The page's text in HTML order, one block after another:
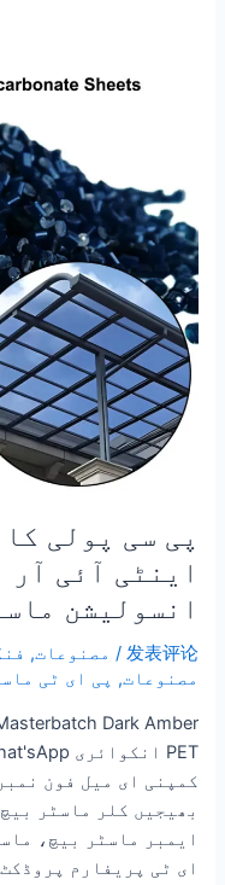
پی سی پولی
اینٹی آئی
انسولیشن
发表评论
/ مصنوعات,
مصنوعات, پی ای ٹی
Dark Amber
کمپنی ای میل فون
بھیجیں کلر ماسٹر
ایمبر ماسٹر بیچ،
ای ٹی پریفارم
لیے
اینٹی
آئی
آر
ماسٹر
بیچ
ہیٹ
انسولیشن
ماسٹر
بیچ